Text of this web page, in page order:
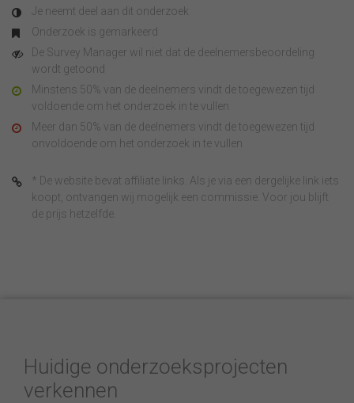
Je neemt deel aan dit onderzoek
Onderzoek is gemarkeerd
De Survey Manager wil niet dat de deelnemersbeoordeling
wordt getoond
Minstens 50% van de deelnemers vindt de toegewezen tijd
voldoende om het onderzoek in te vullen
Meer dan 50% van de deelnemers vindt de toegewezen tijd
onvoldoende om het onderzoek in te vullen
* De website bevat affiliate links. Als je via een dergelijke link iets
koopt, ontvangen wij mogelijk een commissie. Voor jou blijft
de prijs hetzelfde.
Huidige onderzoeksprojecten
verkennen